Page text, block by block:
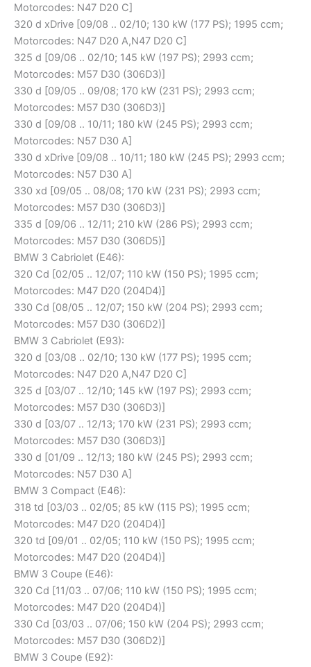
Motorcodes: N47 D20 C]
320 d xDrive [09/08 .. 02/10; 130 kW (177 PS); 1995 ccm;
Motorcodes: N47 D20 A,N47 D20 C]
325 d [09/06 .. 02/10; 145 kW (197 PS); 2993 ccm;
Motorcodes: M57 D30 (306D3)]
330 d [09/05 .. 09/08; 170 kW (231 PS); 2993 ccm;
Motorcodes: M57 D30 (306D3)]
330 d [09/08 .. 10/11; 180 kW (245 PS); 2993 ccm;
Motorcodes: N57 D30 A]
330 d xDrive [09/08 .. 10/11; 180 kW (245 PS); 2993 ccm;
Motorcodes: N57 D30 A]
330 xd [09/05 .. 08/08; 170 kW (231 PS); 2993 ccm;
Motorcodes: M57 D30 (306D3)]
335 d [09/06 .. 12/11; 210 kW (286 PS); 2993 ccm;
Motorcodes: M57 D30 (306D5)]
BMW 3 Cabriolet (E46):
320 Cd [02/05 .. 12/07; 110 kW (150 PS); 1995 ccm;
Motorcodes: M47 D20 (204D4)]
330 Cd [08/05 .. 12/07; 150 kW (204 PS); 2993 ccm;
Motorcodes: M57 D30 (306D2)]
BMW 3 Cabriolet (E93):
320 d [03/08 .. 02/10; 130 kW (177 PS); 1995 ccm;
Motorcodes: N47 D20 A,N47 D20 C]
325 d [03/07 .. 12/10; 145 kW (197 PS); 2993 ccm;
Motorcodes: M57 D30 (306D3)]
330 d [03/07 .. 12/13; 170 kW (231 PS); 2993 ccm;
Motorcodes: M57 D30 (306D3)]
330 d [01/09 .. 12/13; 180 kW (245 PS); 2993 ccm;
Motorcodes: N57 D30 A]
BMW 3 Compact (E46):
318 td [03/03 .. 02/05; 85 kW (115 PS); 1995 ccm;
Motorcodes: M47 D20 (204D4)]
320 td [09/01 .. 02/05; 110 kW (150 PS); 1995 ccm;
Motorcodes: M47 D20 (204D4)]
BMW 3 Coupe (E46):
320 Cd [11/03 .. 07/06; 110 kW (150 PS); 1995 ccm;
Motorcodes: M47 D20 (204D4)]
330 Cd [03/03 .. 07/06; 150 kW (204 PS); 2993 ccm;
Motorcodes: M57 D30 (306D2)]
BMW 3 Coupe (E92):